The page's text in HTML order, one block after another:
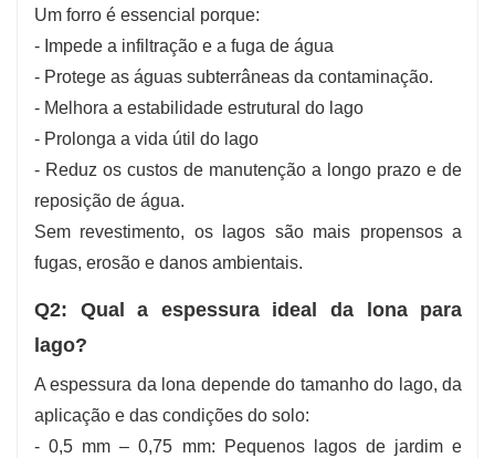
Um forro é essencial porque:
- Impede a infiltração e a fuga de água
- Protege as águas subterrâneas da contaminação.
- Melhora a estabilidade estrutural do lago
- Prolonga a vida útil do lago
- Reduz os custos de manutenção a longo prazo e de
reposição de água.
Sem revestimento, os lagos são mais propensos a
fugas, erosão e danos ambientais.
Q2: Qual a espessura ideal da lona para
lago?
A espessura da lona depende do tamanho do lago, da
aplicação e das condições do solo:
- 0,5 mm – 0,75 mm: Pequenos lagos de jardim e